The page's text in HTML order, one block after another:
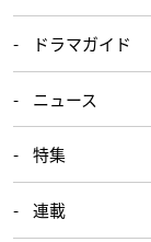
ドラマガイド
ニュース
特集
連載